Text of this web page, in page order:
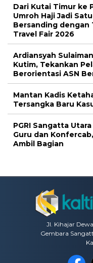
Dari Kutai Timur ke
Umroh Haji Jadi
Bersanding dengan
Travel Fair 2026
Ardiansyah
Kutim, Tekankan
Berorientasi ASN
Mantan Kadis
Tersangka Baru
PGRI Sangatta
Guru dan
Ambil Bagian
Jl. Kihajar
Gembara